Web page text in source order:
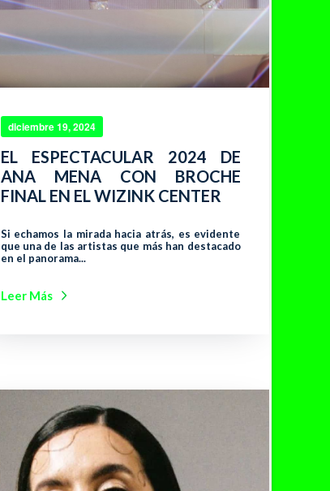
diciembre 19, 2024
EL ESPECTACULAR 2024 DE
ANA MENA CON BROCHE
FINAL EN EL WIZINK CENTER
Si echamos la mirada hacia atrás, es evidente
que una de las artistas que más han destacado
en el panorama...
Leer Más